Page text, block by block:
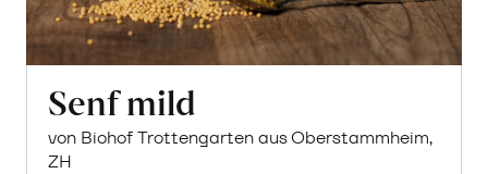
Senf mild
von Biohof Trottengarten aus Oberstammheim,
ZH